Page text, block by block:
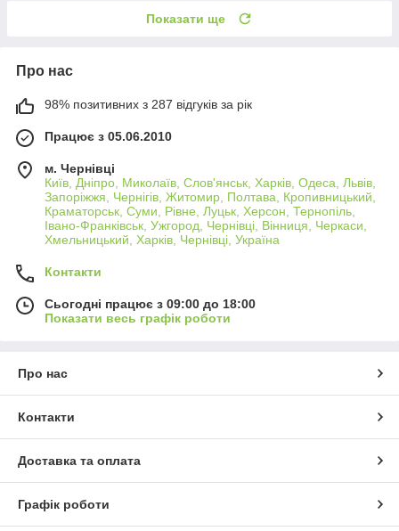
Показати ще
Про нас
98% позитивних з 287 відгуків за рік
Працює з 05.06.2010
м. Чернівці
Київ, Дніпро, Миколаїв, Слов'янськ, Харків, Одеса, Львів,
Запоріжжя, Чернігів, Житомир, Полтава, Кропивницький,
Краматорськ, Суми, Рівне, Луцьк, Херсон, Тернопіль,
Івано-Франківськ, Ужгород, Чернівці, Вінниця, Черкаси,
Хмельницький, Харків, Чернівці, Україна
Контакти
Сьогодні працює з 09:00 до 18:00
Показати весь графік роботи
Про нас
Контакти
Доставка та оплата
Графік роботи